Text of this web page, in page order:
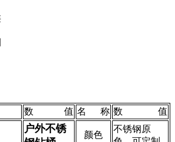
数 值 名 称 数 值
户外不锈
颜色
不锈钢原